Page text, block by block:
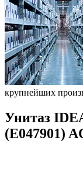
крупнейших
Унитаз
(Е047901)